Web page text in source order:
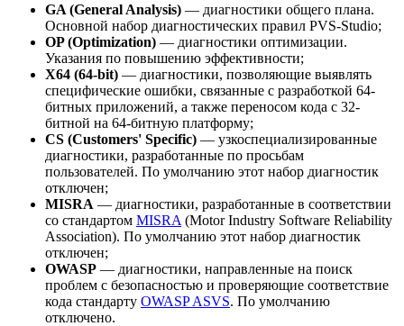
GA (General Analysis) — диагностики общего плана.
Основной набор диагностических правил PVS-Studio;
OP (Optimization) — диагностики оптимизации.
Указания по повышению эффективности;
X64 (64-bit) — диагностики, позволяющие выявлять
специфические ошибки, связанные с разработкой 64-
битных приложений, а также переносом кода с 32-
битной на 64-битную платформу;
CS (Customers' Specific) — узкоспециализированные
диагностики, разработанные по просьбам
пользователей. По умолчанию этот набор диагностик
отключен;
MISRA — диагностики, разработанные в соответствии
со стандартом MISRA (Motor Industry Software Reliability
Association). По умолчанию этот набор диагностик
отключен;
OWASP — диагностики, направленные на поиск
проблем с безопасностью и проверяющие соответствие
кода стандарту OWASP ASVS. По умолчанию
отключено.